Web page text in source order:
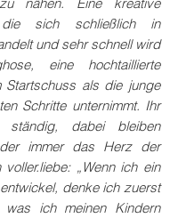
die sich schließlich in
und sehr schnell wird
eine hochtaillierte
Startschuss als die junge
Schritte unternimmt. Ihr
ständig, dabei bleiben
immer das Herz der
voller.liebe: „Wenn ich ein
denke ich zuerst
was ich meinen Kindern